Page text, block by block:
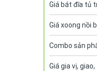
Giá bát đĩa tủ
Giá xoong nồi
Combo sản
Giá gia vị,